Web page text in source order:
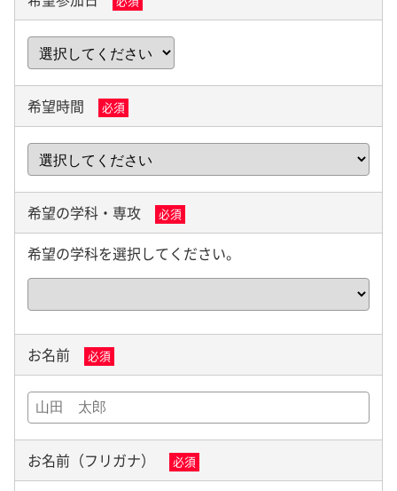
希望時間 必須
希望の学科・専攻 必須
希望の学科を選択してください。
お名前 必須
お名前（フリガナ） 必須